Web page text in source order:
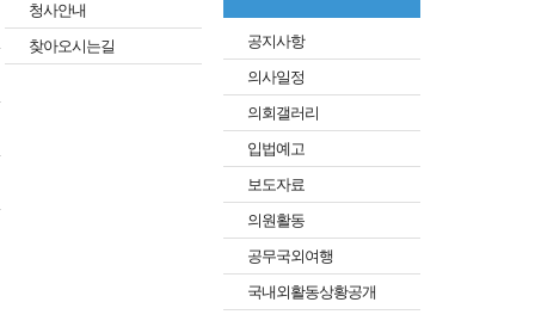
청사안내
찾아오시는길
공지사항
의사일정
의회갤러리
입법예고
보도자료
의원활동
공무국외여행
국내외활동상황공개